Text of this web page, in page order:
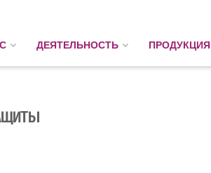
ДЕЯТЕЛЬНОСТЬ ПРОДУКЦИЯ